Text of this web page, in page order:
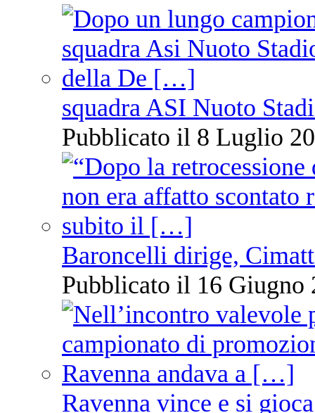
squadra ASI Nuoto
Pubblicato il 8 Luglio
Baroncelli dirige,
Pubblicato il 16 Giugno
Ravenna vince e si